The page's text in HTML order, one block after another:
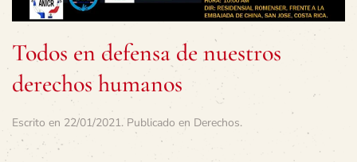
Todos en defensa de nuestros
derechos humanos
Escrito en 22/01/2021. Publicado en Derechos.